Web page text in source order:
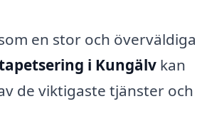
en stor och
i Kungälv kan
de viktigaste tjänster och